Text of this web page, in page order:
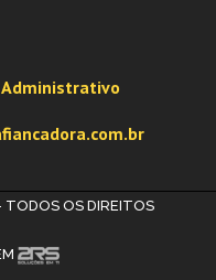
Administrativo
OS DIREITOS